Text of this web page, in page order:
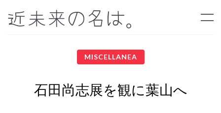
近未来の名は。
MISCELLANEA
石田尚志展を観に葉山へ